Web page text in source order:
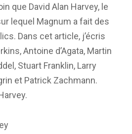
que David Alan Harvey, le
lequel Magnum a fait des
Dans cet article, j’écris
Antoine d’Agata, Martin
Stuart Franklin, Larry
et Patrick Zachmann.